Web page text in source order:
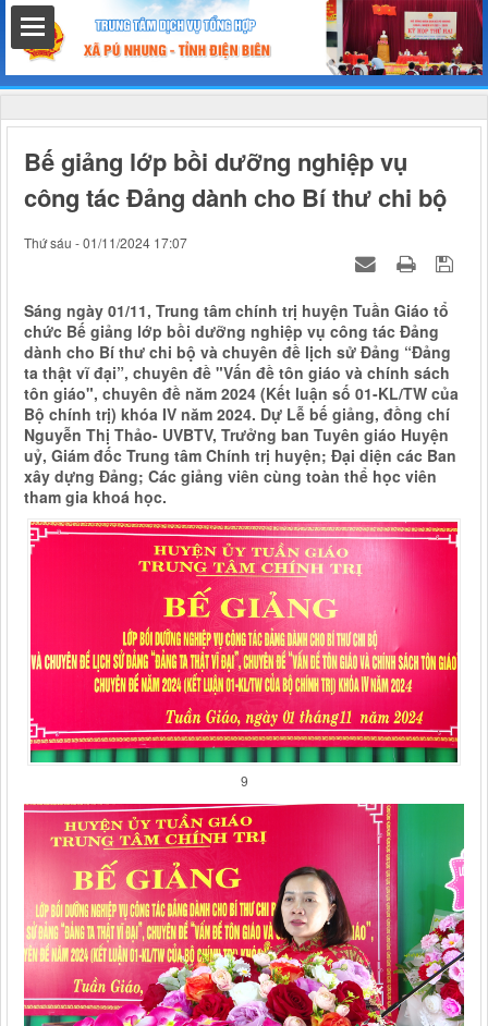
chính
Bế giảng lớp bồi dưỡng nghiệp vụ
công tác Đảng dành cho Bí thư chi bộ
Thứ sáu - 01/11/2024 17:07
Sáng ngày 01/11, Trung tâm chính trị huyện Tuần Giáo tổ
chức Bế giảng lớp bồi dưỡng nghiệp vụ công tác Đảng
dành cho Bí thư chi bộ và chuyên đề lịch sử Đảng “Đảng
ta thật vĩ đại”, chuyên đề "Vấn đề tôn giáo và chính sách
tôn giáo", chuyên đề năm 2024 (Kết luận số 01-KL/TW của
Bộ chính trị) khóa IV năm 2024. Dự Lễ bế giảng, đồng chí
Nguyễn Thị Thảo- UVBTV, Trưởng ban Tuyên giáo Huyện
uỷ, Giám đốc Trung tâm Chính trị huyện; Đại diện các Ban
xây dựng Đảng; Các giảng viên cùng toàn thể học viên
tham gia khoá học.
9